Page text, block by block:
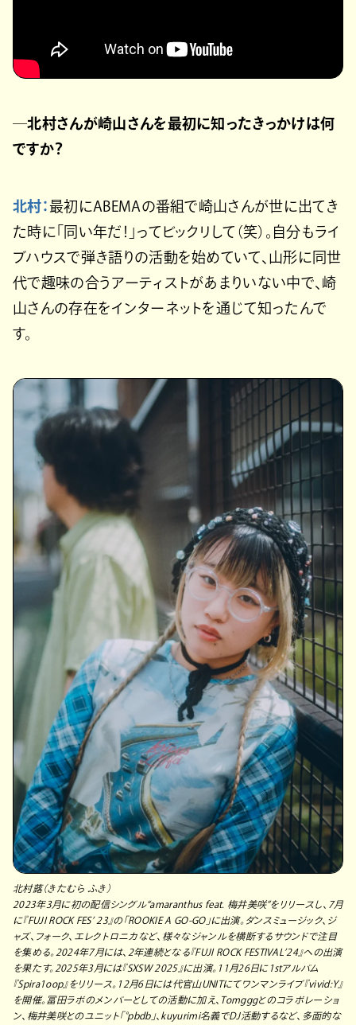
─北村さんが崎山さんを最初に知ったきっかけは何
ですか？
北村：最初にABEMAの番組で崎山さんが世に出てき
た時に「同い年だ！」ってビックリして（笑）。自分もライ
ブハウスで弾き語りの活動を始めていて、山形に同世
代で趣味の合うアーティストがあまりいない中で、崎
山さんの存在をインターネットを通じて知ったんで
す。
北村蕗（きたむら ふき）
2023年3月に初の配信シングル“amaranthus feat. 梅井美咲”をリリースし、7月
に『FUJI ROCK FES’ 23』の「ROOKIE A GO-GO」に出演。ダンスミュージック、ジ
ャズ、フォーク、エレクトロニカなど、様々なジャンルを横断するサウンドで注目
を集める。2024年7月には、2年連続となる『FUJI ROCK FESTIVAL’24』への出演
を果たす。2025年3月には『SXSW 2025』に出演。11月26日に1stアルバム
『Spira1oop』をリリース。12月6日には代官山UNITにてワンマンライブ『vivid:Y』
を開催。冨田ラボのメンバーとしての活動に加え、Tomgggとのコラボレーショ
ン、梅井美咲とのユニット「°pbdb」、kuyurimi名義でDJ活動するなど、多面的な